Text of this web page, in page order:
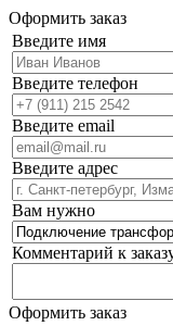
Оформить заказ
Введите имя
Введите телефон
Введите email
Введите адрес
Вам нужно
Комментарий к
Оформить заказ